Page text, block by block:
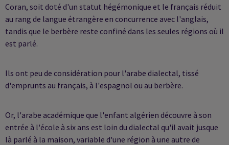
Coran, soit doté d'un statut hégémonique et le français réduit
au rang de langue étrangère en concurrence avec l'anglais,
tandis que le berbère reste confiné dans les seules régions où il
est parlé.
Ils ont peu de considération pour l'arabe dialectal, tissé
d'emprunts au français, à l'espagnol ou au berbère.
Or, l'arabe académique que l'enfant algérien découvre à son
entrée à l'école à six ans est loin du dialectal qu'il avait jusque
là parlé à la maison, variable d'une région à une autre de